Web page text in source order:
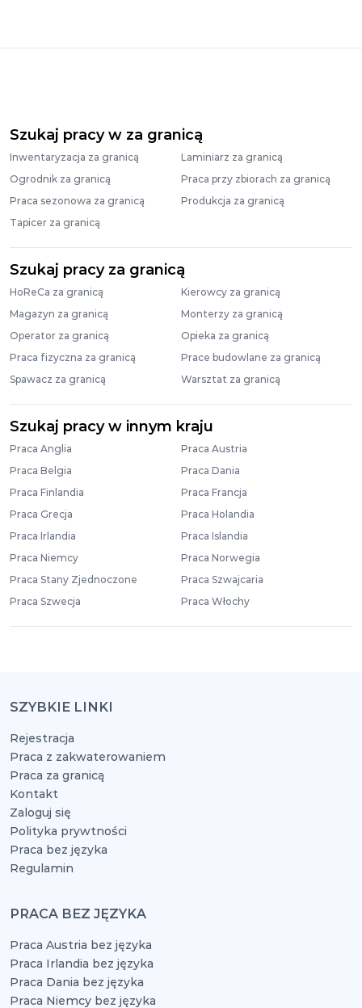
Szukaj pracy w za granicą
Inwentaryzacja za granicą
Laminiarz za granicą
Ogrodnik za granicą
Praca przy zbiorach za granicą
Praca sezonowa za granicą
Produkcja za granicą
Tapicer za granicą
Szukaj pracy za granicą
HoReCa za granicą
Kierowcy za granicą
Magazyn za granicą
Monterzy za granicą
Operator za granicą
Opieka za granicą
Praca fizyczna za granicą
Prace budowlane za granicą
Spawacz za granicą
Warsztat za granicą
Szukaj pracy w innym kraju
Praca Anglia
Praca Austria
Praca Belgia
Praca Dania
Praca Finlandia
Praca Francja
Praca Grecja
Praca Holandia
Praca Irlandia
Praca Islandia
Praca Niemcy
Praca Norwegia
Praca Stany Zjednoczone
Praca Szwajcaria
Praca Szwecja
Praca Włochy
SZYBKIE LINKI
Rejestracja
Praca z zakwaterowaniem
Praca za granicą
Kontakt
Zaloguj się
Polityka prywtności
Praca bez języka
Regulamin
PRACA BEZ JĘZYKA
Praca Austria bez języka
Praca Irlandia bez języka
Praca Dania bez języka
Praca Niemcy bez języka